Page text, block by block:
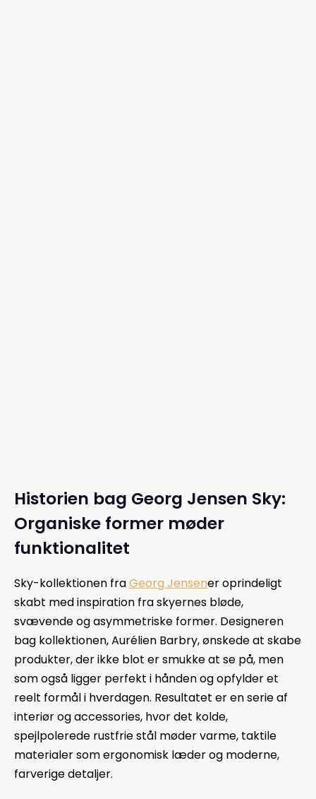
Historien bag Georg Jensen Sky:
Organiske former møder
funktionalitet
Sky-kollektionen fraGeorg Jensener oprindeligt
skabt med inspiration fra skyernes bløde,
svævende og asymmetriske former. Designeren
bag kollektionen, Aurélien Barbry, ønskede at skabe
produkter, der ikke blot er smukke at se på, men
som også ligger perfekt i hånden og opfylder et
reelt formål i hverdagen. Resultatet er en serie af
interiør og accessories, hvor det kolde,
spejlpolerede rustfrie stål møder varme, taktile
materialer som ergonomisk læder og moderne,
farverige detaljer.